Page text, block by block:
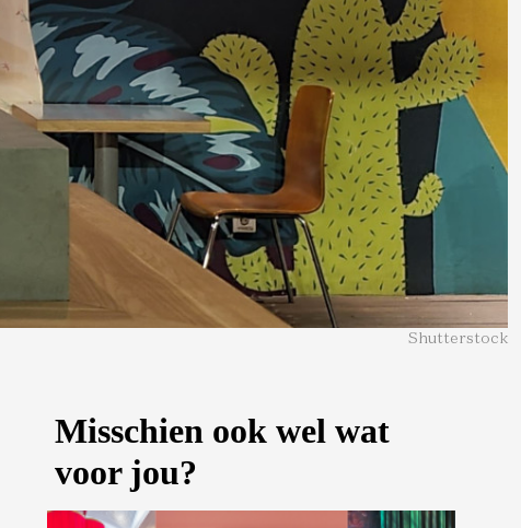
Shutterstock
Misschien ook wel wat
voor jou?